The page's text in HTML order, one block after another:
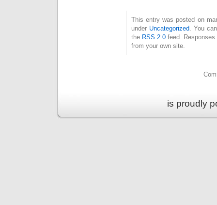
This entry was posted on
under Uncategorized. You
the RSS 2.0 feed.
from your own site.
is proudly